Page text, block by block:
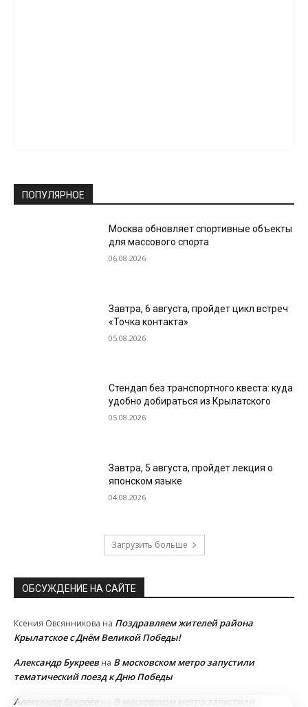
ПОПУЛЯРНОЕ
Москва обновляет спортивные объекты
для массового спорта
06.08.2026
Завтра, 6 августа, пройдет цикл встреч
«Точка контакта»
05.08.2026
Стендап без транспортного квеста: куда
удобно добираться из Крылатского
05.08.2026
Завтра, 5 августа, пройдет лекция о
японском языке
04.08.2026
Загрузить больше
ОБСУЖДЕНИЕ НА САЙТЕ
Ксения Овсянникова на Поздравляем жителей района
Крылатское с Днём Великой Победы!
Александр Букреевна В московском метро запустили
тематический поезд к Дню Победы
Александр Букреев
В московском метро запустили